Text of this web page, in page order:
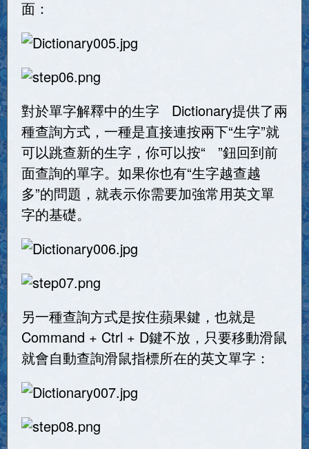
面：
對於單字解釋中的生字 Dictionary提供了兩
種查詢方式，一種是直接連按兩下“生字”就
可以跳查新的生字，你可以按“ ”鈕回到前
面查詢的單字。如果你也有“生字越查越
多”的問題，就表示你需要加強常用英文單
字的基礎。
另一種查詢方式是按住蘋果鍵，也就是
Command + Ctrl + D鍵不放，只要移動滑鼠
就會自動查詢滑鼠指標所在的英文單字：